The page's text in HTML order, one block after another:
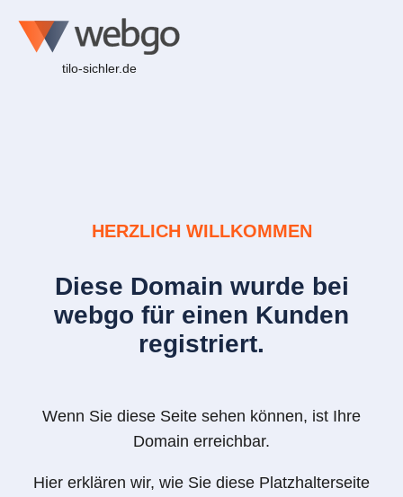
tilo-sichler.de
HERZLICH WILLKOMMEN
Diese Domain wurde bei
webgo für einen Kunden
registriert.
Wenn Sie diese Seite sehen können, ist Ihre
Domain erreichbar.
Hier erklären wir, wie Sie diese Platzhalterseite